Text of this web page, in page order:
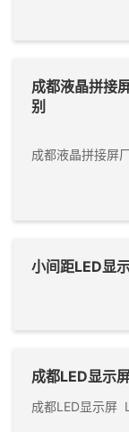
成都液晶拼接
别
成都液晶拼接屏
小间距LED显
成都LED显示
成都LED显示屏